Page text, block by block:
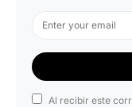
Al recibir este